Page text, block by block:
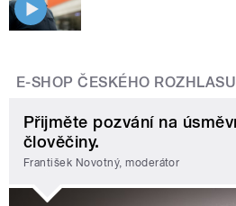
E-SHOP ČESKÉHO ROZHLASU
Přijměte pozvání na
člověčiny.
František Novotný, moderátor